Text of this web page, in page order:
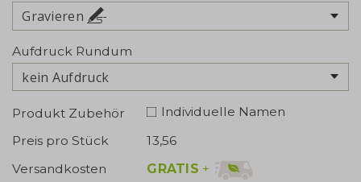
Gravieren
Aufdruck Rundum
kein Aufdruck
Produkt Zubehör
Individuelle Namen
Preis pro Stück
13,56
Versandkosten
GRATIS +